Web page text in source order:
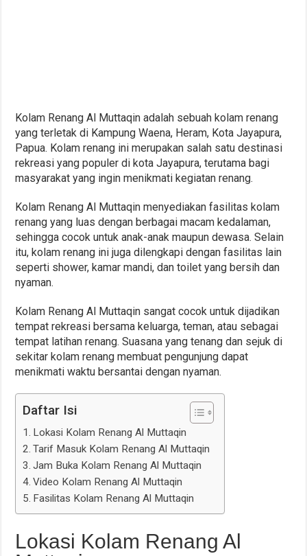
Kolam Renang Al Muttaqin adalah sebuah kolam renang
yang terletak di Kampung Waena, Heram, Kota Jayapura,
Papua. Kolam renang ini merupakan salah satu destinasi
rekreasi yang populer di kota Jayapura, terutama bagi
masyarakat yang ingin menikmati kegiatan renang.
Kolam Renang Al Muttaqin menyediakan fasilitas kolam
renang yang luas dengan berbagai macam kedalaman,
sehingga cocok untuk anak-anak maupun dewasa. Selain
itu, kolam renang ini juga dilengkapi dengan fasilitas lain
seperti shower, kamar mandi, dan toilet yang bersih dan
nyaman.
Kolam Renang Al Muttaqin sangat cocok untuk dijadikan
tempat rekreasi bersama keluarga, teman, atau sebagai
tempat latihan renang. Suasana yang tenang dan sejuk di
sekitar kolam renang membuat pengunjung dapat
menikmati waktu bersantai dengan nyaman.
Daftar Isi
Lokasi Kolam Renang Al Muttaqin
Tarif Masuk Kolam Renang Al Muttaqin
Jam Buka Kolam Renang Al Muttaqin
Video Kolam Renang Al Muttaqin
Fasilitas Kolam Renang Al Muttaqin
Lokasi Kolam Renang Al